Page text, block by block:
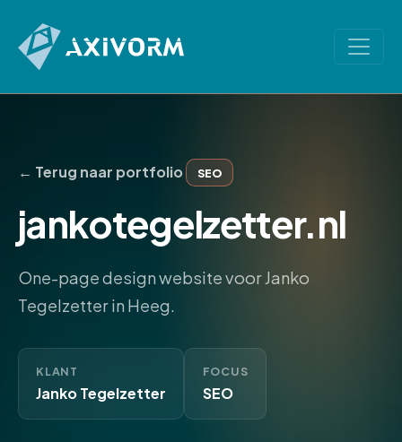
← Terug naar portfolio SEO
jankotegelzetter.nl
One-page design website voor Janko
Tegelzetter in Heeg.
KLANT
Janko Tegelzetter
FOCUS
SEO